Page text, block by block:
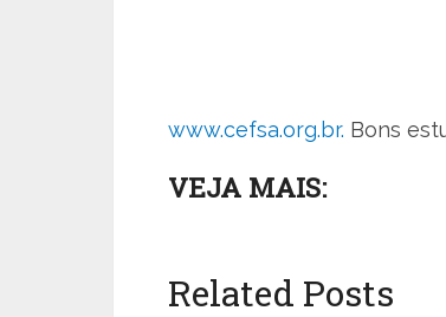
www.cefsa.org.br. Bons
VEJA MAIS:
Related Posts